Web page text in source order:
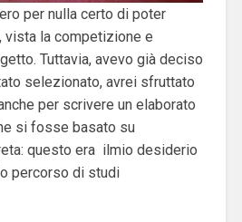
per nulla certo di poter
la competizione e
Tuttavia, avevo già deciso
selezionato, avrei sfruttato
per scrivere un elaborato
si fosse basato su
questo era ilmio desiderio
percorso di studi